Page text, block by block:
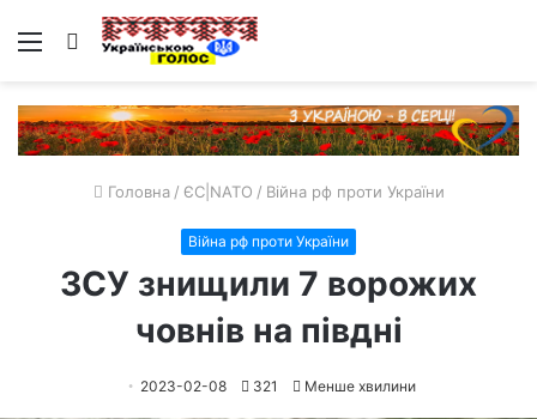
Меню Пошук
Головна / ЄС|NATO / Війна рф проти України
Війна рф проти України
ЗСУ знищили 7 ворожих
човнів на півдні
2023-02-08 321 Менше хвилини